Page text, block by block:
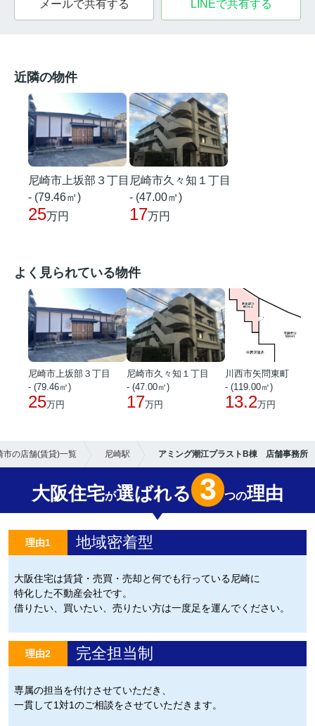
メールで共有する LINEで共有する
近隣の物件
尼崎市上坂部３丁目
- (79.46㎡)
25万円
尼崎市久々知１丁目
- (47.00㎡)
17万円
よく見られている物件
尼崎市上坂部３丁目
- (79.46㎡)
25万円
尼崎市久々知１丁目
- (47.00㎡)
17万円
川西市矢問東町
- (119.00㎡)
13.2万円
市の店舗(賃貸)一覧 尼崎駅 アミング潮江プラストB棟 店舗事務所
大阪住宅が選ばれる 3 つの理由
理由1 地域密着型
大阪住宅は賃貸・売買・売却と何でも行っている尼崎に
特化した不動産会社です。
借りたい、買いたい、売りたい方は一度足を運んでください。
理由2 完全担当制
専属の担当を付けさせていただき、
一貫して1対1のご相談をさせていただきます。